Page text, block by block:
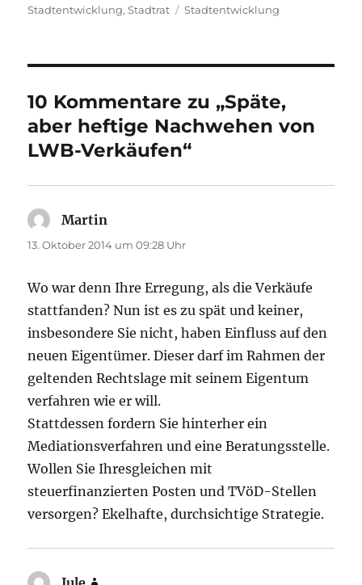
Stadtentwicklung,Stadtrat Schlagwörter
Stadtentwicklung
10 Kommentare zu „Späte,
aber heftige Nachwehen von
LWB-Verkäufen“
Martin
13. Oktober 2014 um 09:28 Uhr
Wo war denn Ihre Erregung, als die Verkäufe
stattfanden? Nun ist es zu spät und keiner,
insbesondere Sie nicht, haben Einfluss auf den
neuen Eigentümer. Dieser darf im Rahmen der
geltenden Rechtslage mit seinem Eigentum
verfahren wie er will.
Stattdessen fordern Sie hinterher ein
Mediationsverfahren und eine Beratungsstelle.
Wollen Sie Ihresgleichen mit
steuerfinanzierten Posten und TVöD-Stellen
versorgen? Ekelhafte, durchsichtige Strategie.